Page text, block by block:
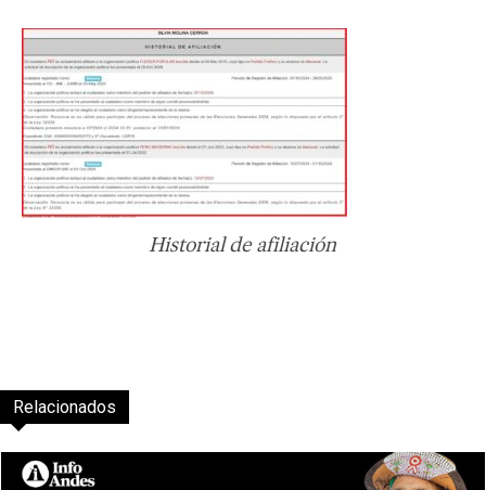
Historial de afiliación
Relacionados